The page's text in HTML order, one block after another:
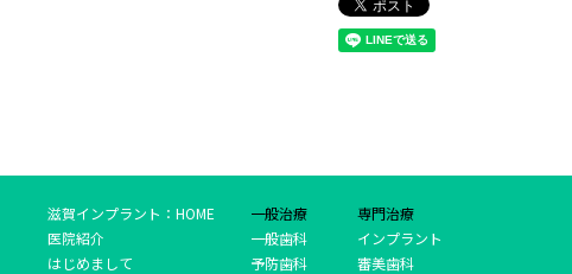
滋賀インプラント：HOME
医院紹介
はじめまして
一般治療
一般歯科
予防歯科
専門治療
インプラント
審美歯科